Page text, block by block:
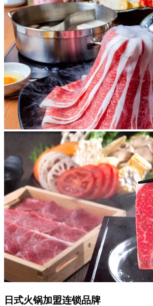
日式火锅加盟连锁品牌